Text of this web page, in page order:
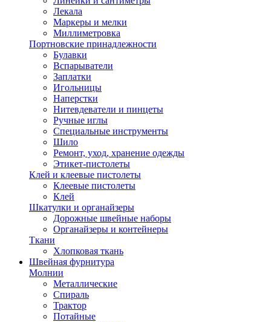
Лекала
Маркеры и мелки
Миллиметровка
Портновские принадлежности
Булавки
Вспарыватели
Заплатки
Игольницы
Наперстки
Нитевдеватели и пинцеты
Ручные иглы
Специальные инструменты
Шило
Ремонт, уход, хранение одежды
Этикет-пистолеты
Клей и клеевые пистолеты
Клеевые пистолеты
Клей
Шкатулки и органайзеры
Дорожные швейные наборы
Органайзеры и контейнеры
Ткани
Хлопковая ткань
Швейная фурнитура
Молнии
Металлические
Спираль
Трактор
Потайные